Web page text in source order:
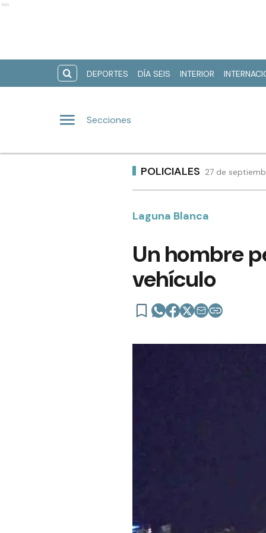
Ads
DEPORTES DÍA SEIS INTERIOR
Secciones
POLICIALES 27 de
Laguna Blanca
Un hombre
vehículo